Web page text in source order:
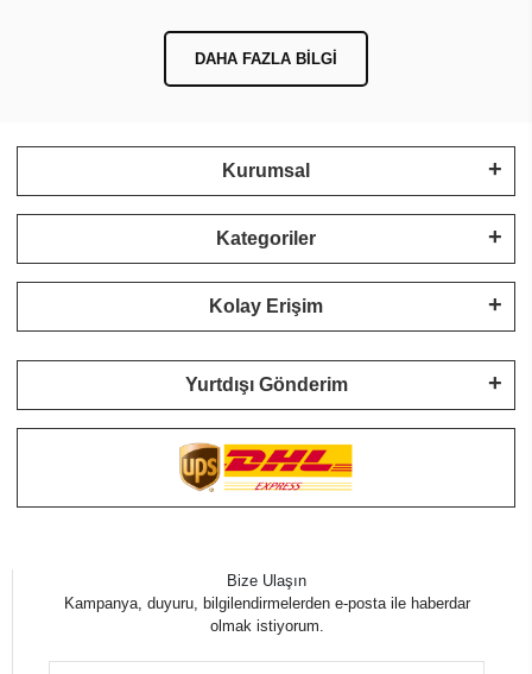
DAHA FAZLA BILGI
Kurumsal
Kategoriler
Kolay Erişim
Yurtdışı Gönderim
Bize Ulaşın
Kampanya, duyuru, bilgilendirmelerden e-posta ile haberdar
olmak istiyorum.